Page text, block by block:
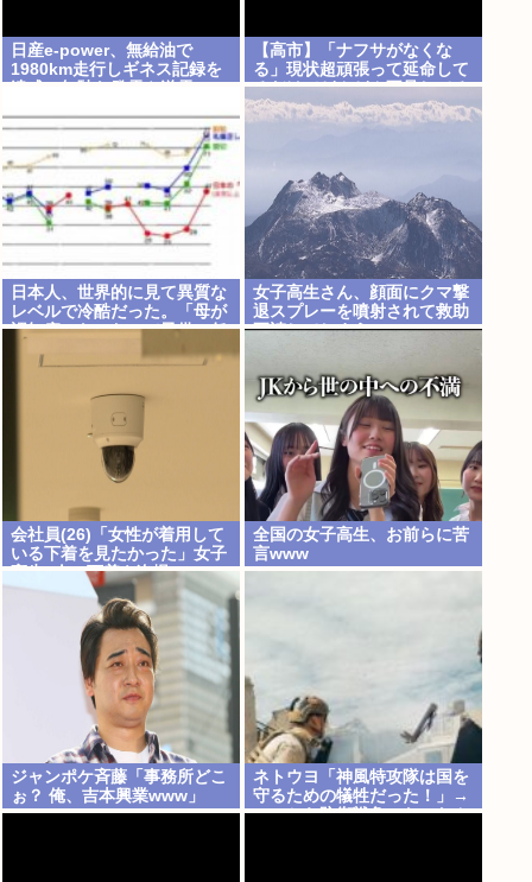
日産e-power、無給油で
1980km走行しギネス記録を
【高市】「ナフサがなくな
る」現状超頑張って延命して
るだけでどんどん不足してる
状況は改善してないのにもう
ナフサあることになった理由
日本人、世界的に見て異質な
レベルで冷酷だった。「母が
認知症になったので子供に任
せ家を出ていく等」
女子高生さん、顔面にクマ撃
退スプレーを噴射されて救助
要請してしまう
会社員(26)「女性が着用して
いる下着を見たかった」女子
高生2人の下着を盗撮
全国の女子高生、お前らに苦
言www
ジャンポケ斉藤「事務所どこ
ぉ？ 俺、吉本興業www」
ネトウヨ「神風特攻隊は国を
守るための犠牲だった！」→
いつから防衛戦争になったん